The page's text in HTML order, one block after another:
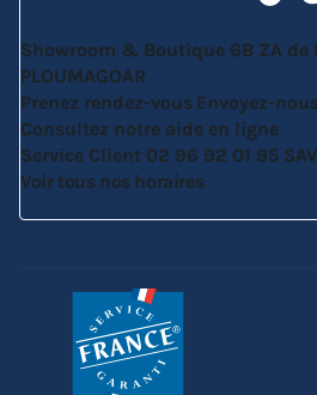
Showroom & Boutique 6B ZA de
PLOUMAGOAR
Prenez rendez-vous Envoyez-
Consultez notre aide en ligne
Service Client 02 96 92 01 95 SAV
Voir tous nos horaires